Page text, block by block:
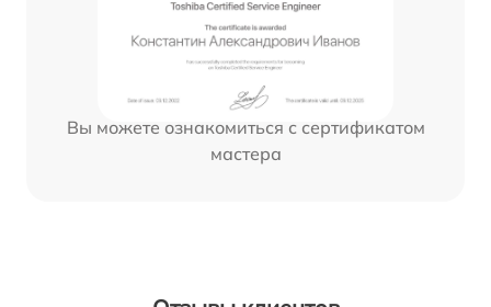
Вы можете ознакомиться с сертификатом
мастера